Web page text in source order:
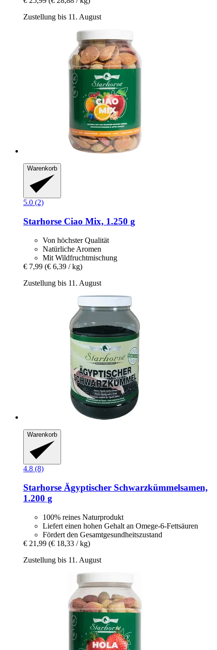
Zustellung bis 11. August
Warenkorb
5.0 (2)
Starhorse Ciao Mix, 1.250 g
Von höchster Qualität
Natürliche Aromen
Mit Wildfruchtmischung
€ 7,99 (€ 6,39 / kg)
Zustellung bis 11. August
Warenkorb
4.8 (8)
Starhorse Ägyptischer Schwarzkümmelsamen,
1.200 g
100% reines Naturprodukt
Liefert einen hohen Gehalt an Omege-6-Fettsäuren
Fördert den Gesamtgesundheitszustand
€ 21,99 (€ 18,33 / kg)
Zustellung bis 11. August